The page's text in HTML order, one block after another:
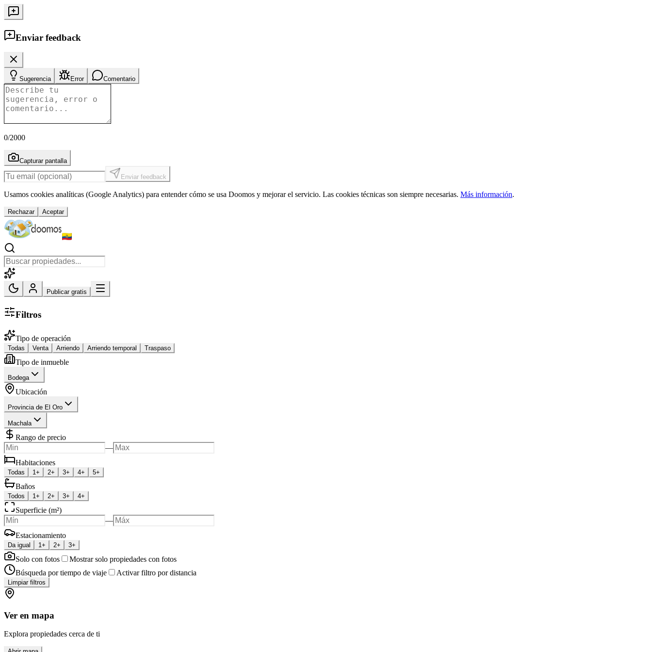
Enviar feedback
Sugerencia Error Comentario
0/2000
Capturar pantalla
Enviar feedback
Usamos cookies analíticas (Google Analytics) para entender cómo se usa Doomos y mejorar el servicio. Las cookies técnicas son siempre necesarias. Más información.
Rechazar Aceptar
Publicar gratis
Filtros
Tipo de operación
Todas Venta Arriendo Arriendo temporal Traspaso
Tipo de inmueble
Bodega
Ubicación
Provincia de El Oro
Machala
Rango de precio
—
Habitaciones
Todas 1+ 2+ 3+ 4+ 5+
Baños
Todos 1+ 2+ 3+ 4+
Superficie (m²)
—
Estacionamiento
Da igual 1+ 2+ 3+
Solo con fotos
Mostrar solo propiedades con fotos
Búsqueda por tiempo de viaje
Activar filtro por distancia
Limpiar filtros
Ver en mapa
Explora propiedades cerca de ti